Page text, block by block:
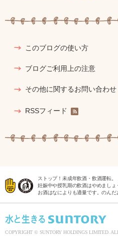
このブログの使い方
ブログご利用上の注意
その他に関するお問い合わせ
RSSフィード
ストップ！未成年飲酒・飲酒運転。
妊娠中や授乳期の飲酒はやめましょ
お酒はなによりも適量です。のんだ
COPYRIGHT © SUNTORY HOLDINGS LIMITED.